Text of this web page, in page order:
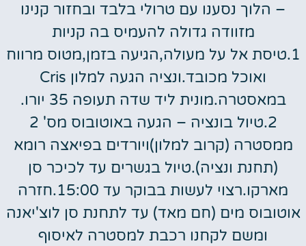
– הלוך נסענו עם טרולי בלבד ובחזור קנינו
מזוודה גדולה להעמיס בה קניות
1.טיסת אל על מעולה,הגיעה בזמן,מטוס מרווח
ואוכל מכובד.ונציה הגעה למלון Cris
במאסטרה.מונית ליד שדה תעופה 35 יורו.
2.טיול בונציה – הגעה באוטובוס מס' 2
ממסטרה (קרוב למלון)ויורדים בפיאצה רומא
(תחנת ונציה).טיול בגשרים עד לכיכר סן
מארקו.רצוי לעשות בבוקר עד 15:00.חזרה
אוטובוס מים (חם מאד) עד לתחנת סן לוצ'יאנה
ומשם לקחנו רכבת למסטרה לאיסוף